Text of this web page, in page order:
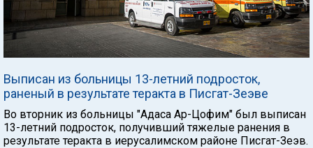
Выписан из больницы 13-летний подросток,
раненый в результате теракта в Писгат-Зеэве
Во вторник из больницы "Адаса Ар-Цофим" был выписан
13-летний подросток, получивший тяжелые ранения в
результате теракта в иерусалимском районе Писгат-Зеэв.